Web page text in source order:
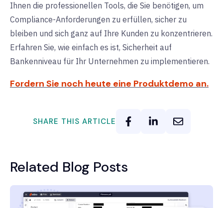
Ihnen die professionellen Tools, die Sie benötigen, um
Compliance-Anforderungen zu erfüllen, sicher zu
bleiben und sich ganz auf Ihre Kunden zu konzentrieren.
Erfahren Sie, wie einfach es ist, Sicherheit auf
Bankenniveau für Ihr Unternehmen zu implementieren.
Fordern Sie noch heute eine Produktdemo an.
SHARE THIS ARTICLE
Related Blog Posts